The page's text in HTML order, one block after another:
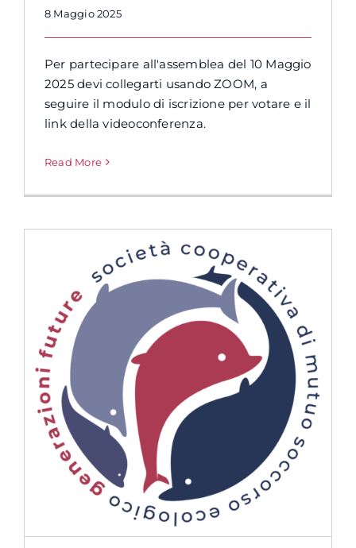
8 Maggio 2025
Per partecipare all'assemblea del 10 Maggio
2025 devi collegarti usando ZOOM, a
seguire il modulo di iscrizione per votare e il
link della videoconferenza.
Read More